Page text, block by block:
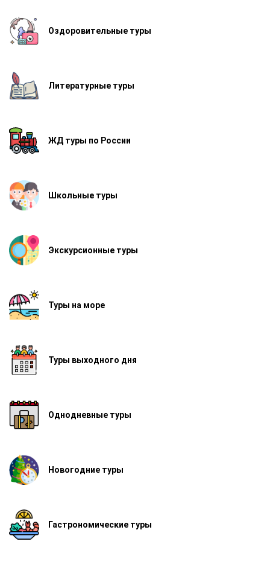
Оздоровительные туры
Литературные туры
ЖД туры по России
Школьные туры
Экскурсионные туры
Туры на море
Туры выходного дня
Однодневные туры
Новогодние туры
Гастрономические туры